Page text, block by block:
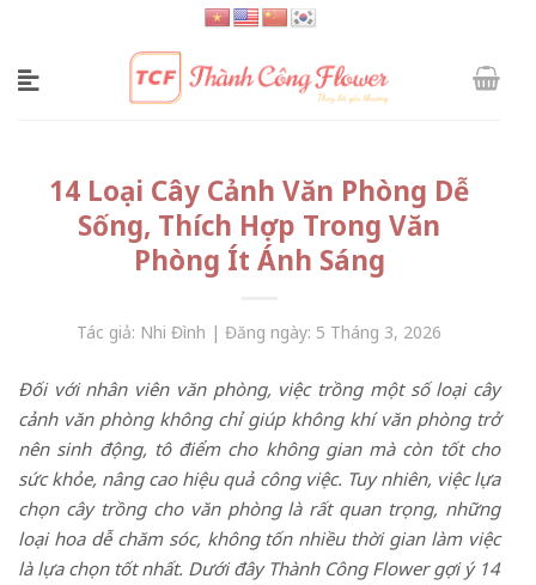
content
14 Loại Cây Cảnh Văn Phòng Dễ
Sống, Thích Hợp Trong Văn
Phòng Ít Ánh Sáng
Tác giả: Nhi Đình | Đăng ngày: 5 Tháng 3, 2026
Đối với nhân viên văn phòng, việc trồng một số loại cây
cảnh văn phòng không chỉ giúp không khí văn phòng trở
nên sinh động, tô điểm cho không gian mà còn tốt cho
sức khỏe, nâng cao hiệu quả công việc. Tuy nhiên, việc lựa
chọn cây trồng cho văn phòng là rất quan trọng, những
loại hoa dễ chăm sóc, không tốn nhiều thời gian làm việc
là lựa chọn tốt nhất. Dưới đây Thành Công Flower gợi ý 14